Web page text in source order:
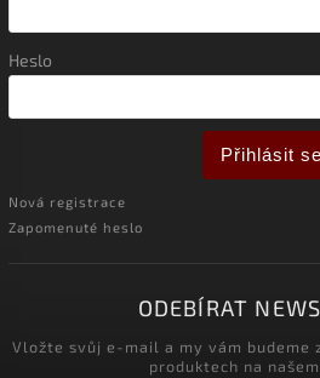
Heslo
Přihlásit se
Nová registrace
Zapomenuté heslo
ODEBÍRAT
Vložte svůj e-mail a my vám budeme
produktech na